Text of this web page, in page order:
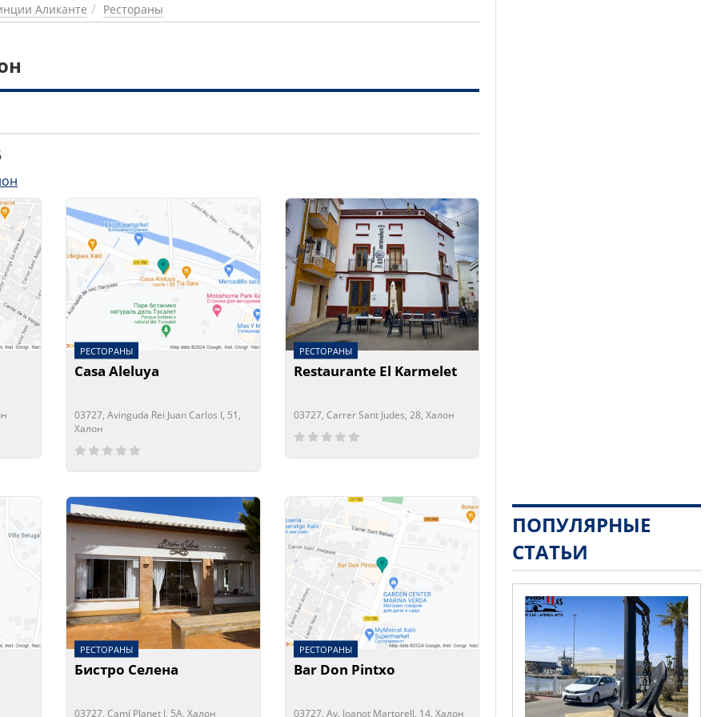
Аликанте Рестораны
РЕСТОРАНЫ
Casa Aleluya
03727, Avinguda Rei Juan Carlos I, 51,
Халон
Сейчас открыто!
Сейчас закрыто!
РЕСТОРАНЫ
Restaurante El Karmelet
03727, Carrer Sant Judes, 28, Халон
Сейчас открыто!
Сейчас закрыто!
РЕСТОРАНЫ
Бистро Селена
03727, Camí Planet I, 5А, Халон
РЕСТОРАНЫ
Bar Don Pintxo
03727, Av. Joanot Martorell, 14, Халон
ПОПУЛЯРНЫЕ
СТАТЬИ